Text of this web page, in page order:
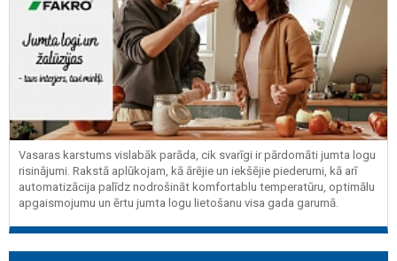
Vasaras karstums vislabāk parāda, cik svarīgi ir pārdomāti jumta logu
risinājumi. Rakstā aplūkojam, kā ārējie un iekšējie piederumi, kā arī
automatizācija palīdz nodrošināt komfortablu temperatūru, optimālu
apgaismojumu un ērtu jumta logu lietošanu visa gada garumā.